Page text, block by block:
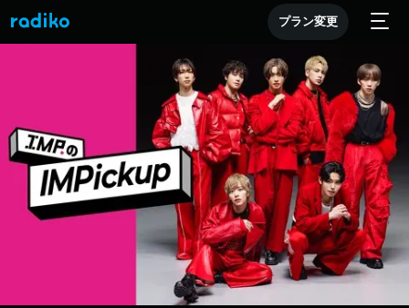
プラン変更